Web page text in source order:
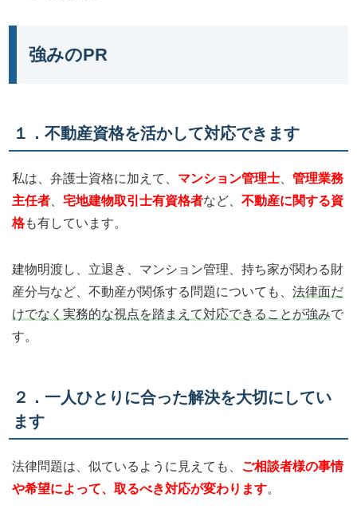
強みのPR
１．不動産資格を活かして対応できます
私は、弁護士資格に加えて、 マンション管理士 、管理業務
主任者 、宅地建物取引士有資格者など、不動産に関する資
格も有しています。
建物明渡し、立退き、マンション管理、持ち家が関わる財
産分与など、不動産が関係する問題についても、法律面だ
けでなく実務的な視点を踏まえて対応できることが強みで
す。
２．一人ひとりに合った解決を大切にしてい
ます
法律問題は、似ているように見えても、 ご相談者様の事情
や希望によって、取るべき対応が変わります。